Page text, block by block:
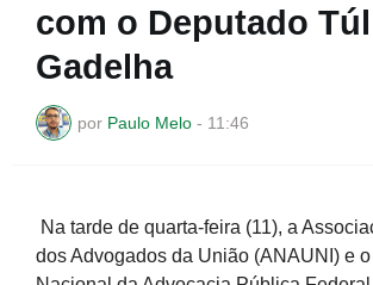
com o Deputado
Gadelha
por Paulo Melo - 11:46
Na tarde de quarta-feira (11), a
dos Advogados da União (ANAUNI) e